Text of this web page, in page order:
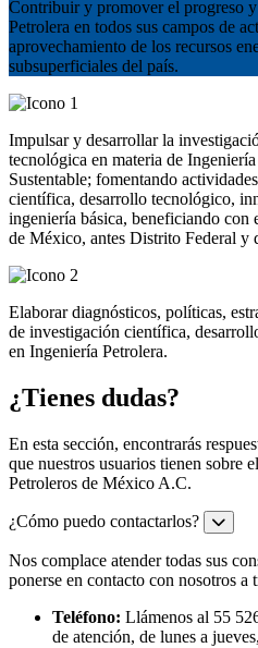
Contribuir y promover el progreso
Petrolera en todos sus campos de
aprovechamiento de los recursos
subsuperficiales del país.
Impulsar y desarrollar la
tecnológica en materia de
Sustentable; fomentando
científica, desarrollo tecnológico,
ingeniería básica, beneficiando
de México, antes Distrito Federal y
Elaborar diagnósticos, políticas,
de investigación científica,
en Ingeniería Petrolera.
¿Tienes dudas?
En esta sección, encontrarás
que nuestros usuarios tienen sobre
Petroleros de México A.C.
¿Cómo puedo contactarlos?
Nos complace atender todas sus
ponerse en contacto con nosotros a
Teléfono: Llámenos al 55
de atención, de lunes a